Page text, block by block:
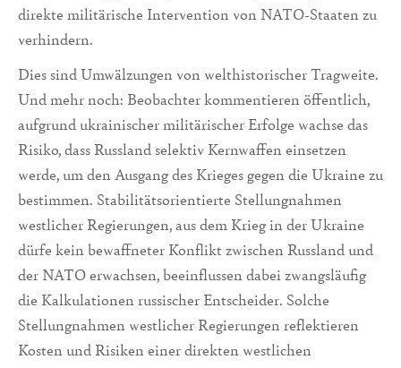
direkte militärische Intervention von NATO-Staaten zu
verhindern.
Dies sind Umwälzungen von welthistorischer Tragweite.
Und mehr noch: Beobachter kommentieren öffentlich,
aufgrund ukrainischer militärischer Erfolge wachse das
Risiko, dass Russland selektiv Kernwaffen einsetzen
werde, um den Ausgang des Krieges gegen die Ukraine zu
bestimmen. Stabilitätsorientierte Stellungnahmen
westlicher Regierungen, aus dem Krieg in der Ukraine
dürfe kein bewaffneter Konflikt zwischen Russland und
der NATO erwachsen, beeinflussen dabei zwangsläufig
die Kalkulationen russischer Entscheider. Solche
Stellungnahmen westlicher Regierungen reflektieren
Kosten und Risiken einer direkten westlichen